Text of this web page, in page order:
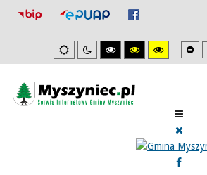
Ustawienia
domyslne
Tryb
nocny
Wysoki
kontrast
Wysoki
kontrast
Wysoki
kontrast